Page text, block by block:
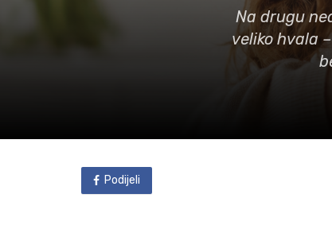
Na drugu
veliko hvala
Podijeli